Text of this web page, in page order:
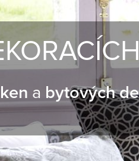
a bytových